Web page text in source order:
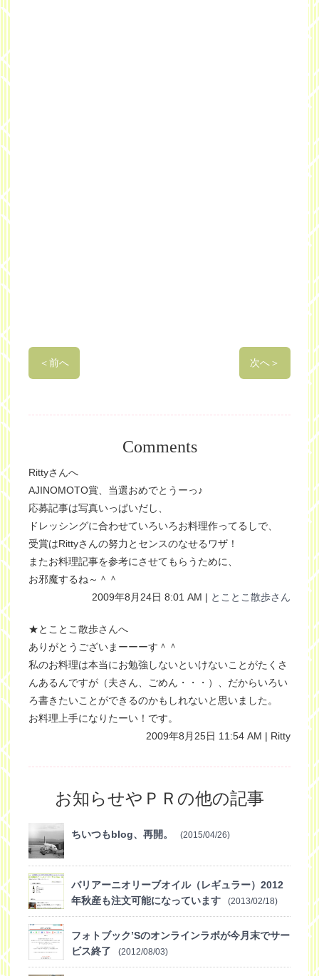
＜前へ 次へ＞
Comments
Rittyさんへ
AJINOMOTO賞、当選おめでとうーっ♪
応募記事は写真いっぱいだし、
ドレッシングに合わせていろいろお料理作ってるしで、
受賞はRittyさんの努力とセンスのなせるワザ！
またお料理記事を参考にさせてもらうために、
お邪魔するね～＾＾
2009年8月24日 8:01 AM | とことこ散歩さん
★とことこ散歩さんへ
ありがとうございまーーーす＾＾
私のお料理は本当にお勉強しないといけないことがたくさ
んあるんですが（夫さん、ごめん・・・）、だからいろい
ろ書きたいことができるのかもしれないと思いました。
お料理上手になりたーい！です。
2009年8月25日 11:54 AM | Ritty
お知らせやＰＲの他の記事
ちいつもblog、再開。 (2015/04/26)
バリアーニオリーブオイル（レギュラー）2012
年秋産も注文可能になっています
(2013/02/18)
フォトブック’Sのオンラインラボが今月末でサー
ビス終了
(2012/08/03)